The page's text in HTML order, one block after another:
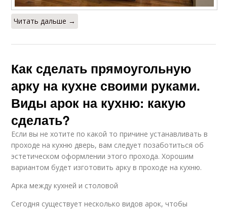
Читать дальше →
Как сделать прямоугольную
арку на кухне своими руками.
Виды арок на кухню: какую
сделать?
Если вы не хотите по какой то причине устанавливать в
проходе на кухню дверь, вам следует позаботиться об
эстетическом оформлении этого прохода. Хорошим
вариантом будет изготовить арку в проходе на кухню.
Арка между кухней и столовой
Сегодня существует несколько видов арок, чтобы